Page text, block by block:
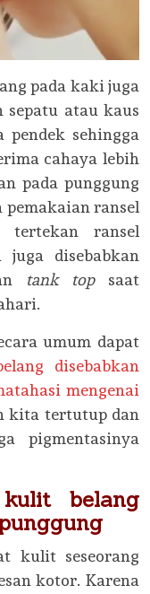
pada kaki juga
sepatu atau kaus
pendek sehingga
cahaya lebih
pada punggung
pemakaian ransel
tertekan ransel
disebabkan
tank topsaat
umum dapat
disebabkan
mengenai
kita tertutup dan
pigmentasinya
belang
kulit seseorang
kotor. Karena